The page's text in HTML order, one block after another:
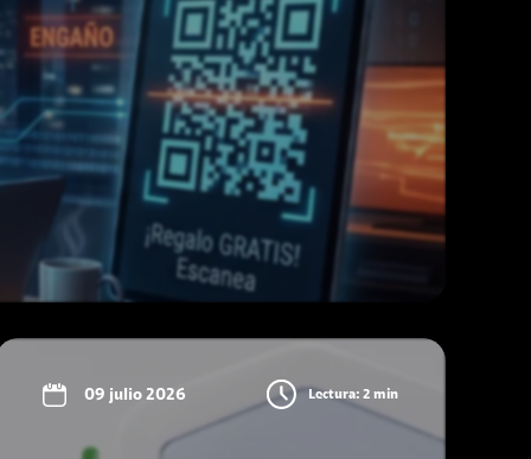
09 julio 2026 Lectura: 2 min